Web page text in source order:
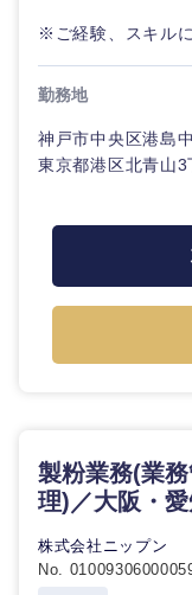
※ご経験、スキル
勤務地
神戸市中央区港島
東京都港区北青山
製粉業務(業
理)／大阪・
株式会社ニップン
No.